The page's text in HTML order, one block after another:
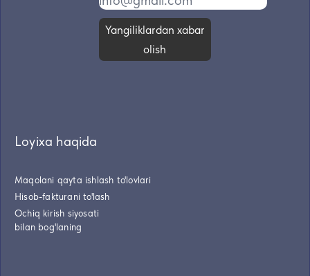
Yangiliklardan xabar
olish
Loyixa haqida
Maqolani qayta ishlash to'lovlari
Hisob-fakturani to'lash
Ochiq kirish siyosati
bilan bog'laning